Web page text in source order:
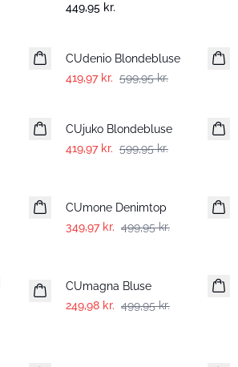
449,95 kr.
CUdenio Blondebluse
419,97 kr. 599,95 kr.
CUjuko Blondebluse
419,97 kr. 599,95 kr.
CUmone Denimtop
349,97 kr. 499,95 kr.
CUmagna Bluse
249,98 kr. 499,95 kr.